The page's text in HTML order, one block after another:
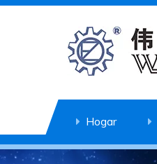
Hogar